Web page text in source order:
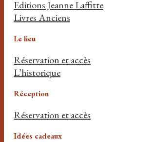
Editions Jeanne Laffitte
Livres Anciens
Le lieu
Réservation et accès
L’historique
Réception
Réservation et accès
Idées cadeaux